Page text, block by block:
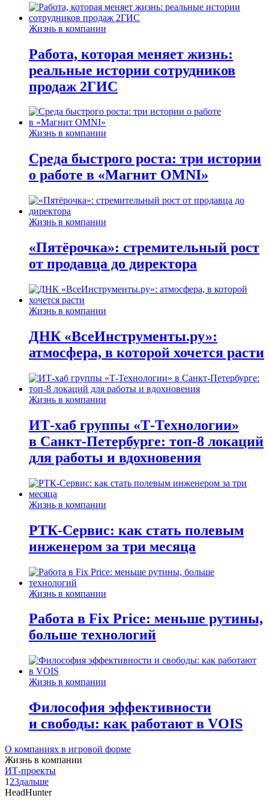
Жизнь в компании
Работа, которая меняет жизнь:
реальные истории сотрудников
продаж 2ГИС
Жизнь в компании
Среда быстрого роста: три истории
о работе в «Магнит OMNI»
Жизнь в компании
«Пятёрочка»: стремительный рост
от продавца до директора
Жизнь в компании
ДНК «ВсеИнструменты.ру»:
атмосфера, в которой хочется расти
Жизнь в компании
ИТ-хаб группы «Т-Технологии»
в Санкт-Петербурге: топ-8 локаций
для работы и вдохновения
Жизнь в компании
РТК-Сервис: как стать полевым
инженером за три месяца
Жизнь в компании
Работа в Fix Price: меньше рутины,
больше технологий
Жизнь в компании
Философия эффективности
и свободы: как работают в VOIS
О компаниях в игровой форме
Жизнь в компании
ИТ-проекты
1 23дальше
HeadHunter